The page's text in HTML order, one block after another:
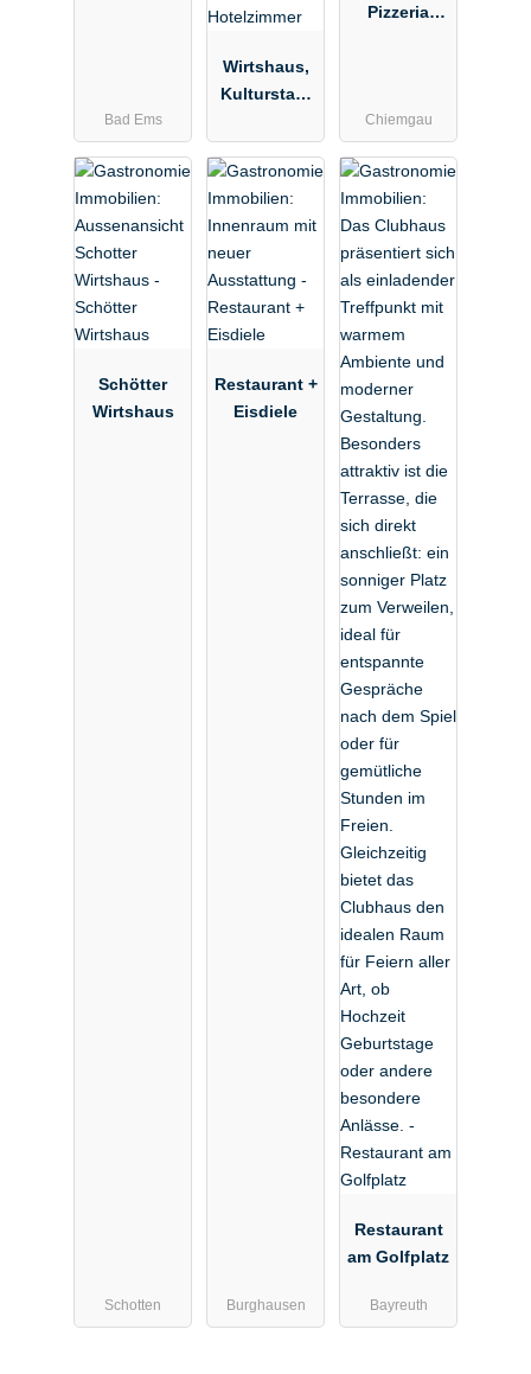
Bad Ems
Wirtshaus,
Kulturstadl
Hotelzimmer
Pizzeria
Chiemgau
Schötter
Wirtshaus
Schotten
Restaurant +
Eisdiele
Burghausen
Restaurant
am Golfplatz
Bayreuth